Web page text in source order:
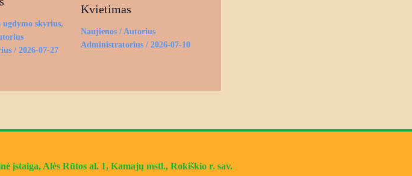
skyrius,
/2026-07-27
Kvietimas
Naujienos/ Autorius
Administratorius / 2026-07-10
įstaiga, Alės Rūtos al. 1, Kamajų mstl., Rokiškio r. sav.